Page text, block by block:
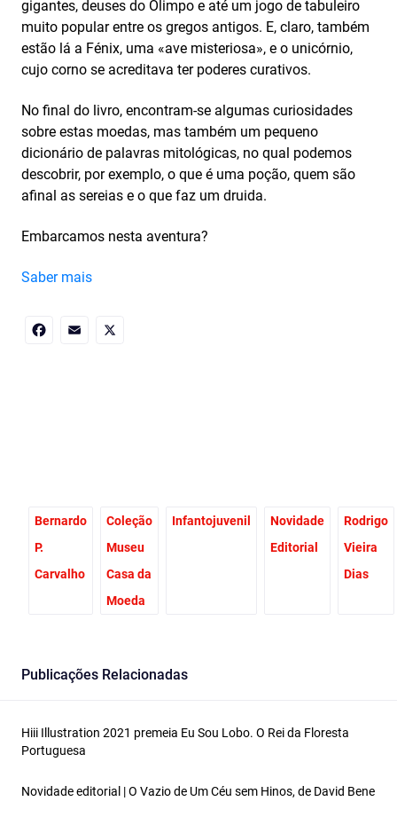
gigantes, deuses do Olimpo e até um jogo de tabuleiro
muito popular entre os gregos antigos. E, claro, também
estão lá a Fénix, uma «ave misteriosa», e o unicórnio,
cujo corno se acreditava ter poderes curativos.
No final do livro, encontram-se algumas curiosidades
sobre estas moedas, mas também um pequeno
dicionário de palavras mitológicas, no qual podemos
descobrir, por exemplo, o que é uma poção, quem são
afinal as sereias e o que faz um druida.
Embarcamos nesta aventura?
Saber mais
Bernardo
P.
Carvalho
Coleção
Museu
Casa da
Moeda
Infantojuvenil
Novidade
Editorial
Rodrigo
Vieira
Dias
Publicações Relacionadas
Hiii Illustration 2021 premeia Eu Sou Lobo. O Rei da Floresta
Portuguesa
Novidade editorial | O Vazio de Um Céu sem Hinos, de David Bene